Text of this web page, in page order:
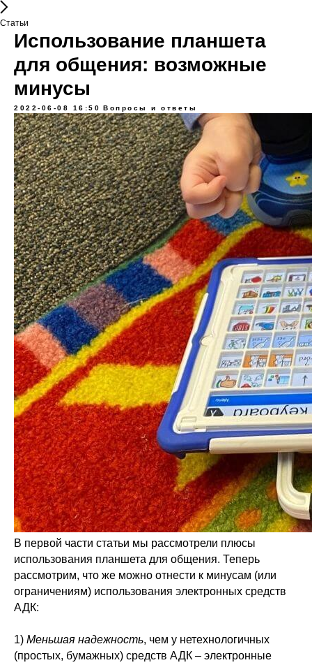
Статьи
Использование планшета
для общения: возможные
минусы
2022-06-08 16:50 Вопросы и ответы
В первой части статьи мы рассмотрели плюсы
использования планшета для общения. Теперь
рассмотрим, что же можно отнести к минусам (или
ограничениям) использования электронных средств
АДК:
1) Меньшая надежность, чем у нетехнологичных
(простых, бумажных) средств АДК – электронные